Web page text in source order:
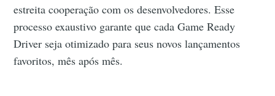
estreita cooperação com os desenvolvedores. Esse
processo exaustivo garante que cada Game Ready
Driver seja otimizado para seus novos lançamentos
favoritos, mês após mês.